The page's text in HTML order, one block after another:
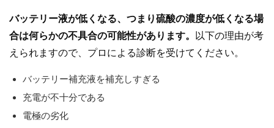
バッテリー液が低くなる、つまり硫酸の濃度が低くなる場
合は何らかの不具合の可能性があります。
以下の理由が考
えられますので、プロによる診断を受けてください。
バッテリー補充液を補充しすぎる
充電が不十分である
電極の劣化